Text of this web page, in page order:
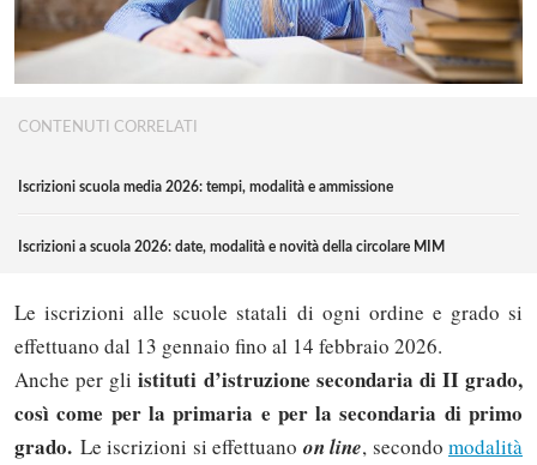
CONTENUTI CORRELATI
Iscrizioni scuola media 2026: tempi, modalità e ammissione
Iscrizioni a scuola 2026: date, modalità e novità della circolare MIM
Le iscrizioni alle scuole statali di ogni ordine e grado si
effettuano dal 13 gennaio fino al 14 febbraio 2026.
Anche per gliistituti d’istruzione secondaria di II grado,
così come per la primaria e per la secondaria di primo
grado. Le iscrizioni si effettuano on line, secondo modalità